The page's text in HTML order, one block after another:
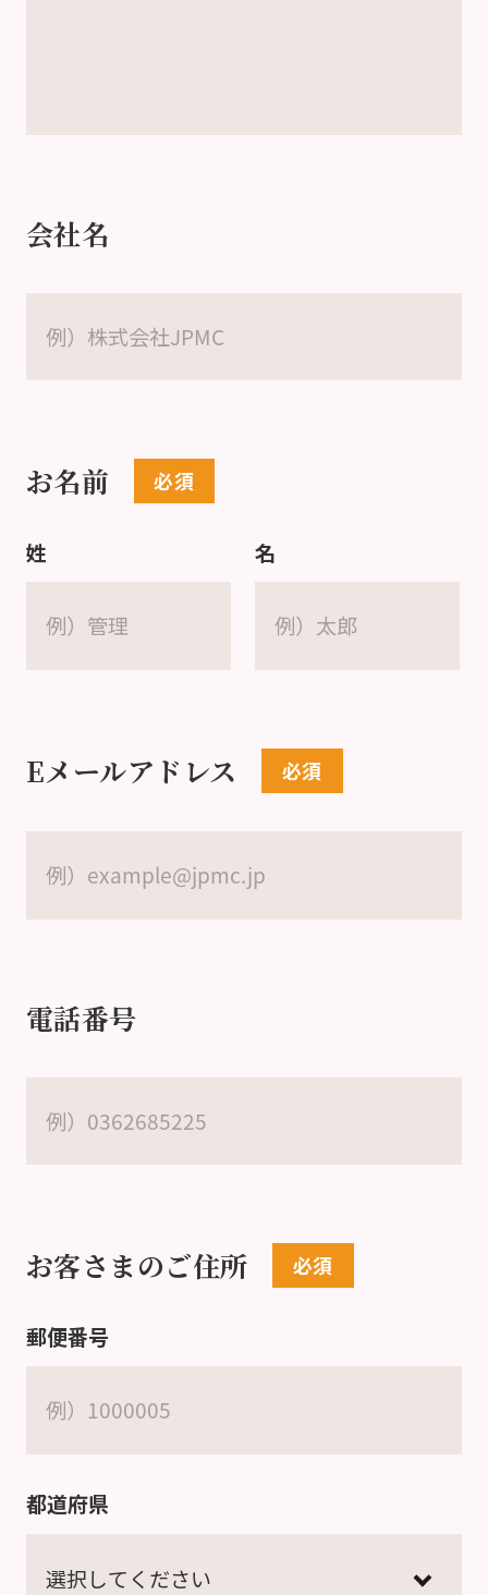
会社名
お名前
姓 名
Eメールアドレス
電話番号
お客さまのご住所
郵便番号
都道府県